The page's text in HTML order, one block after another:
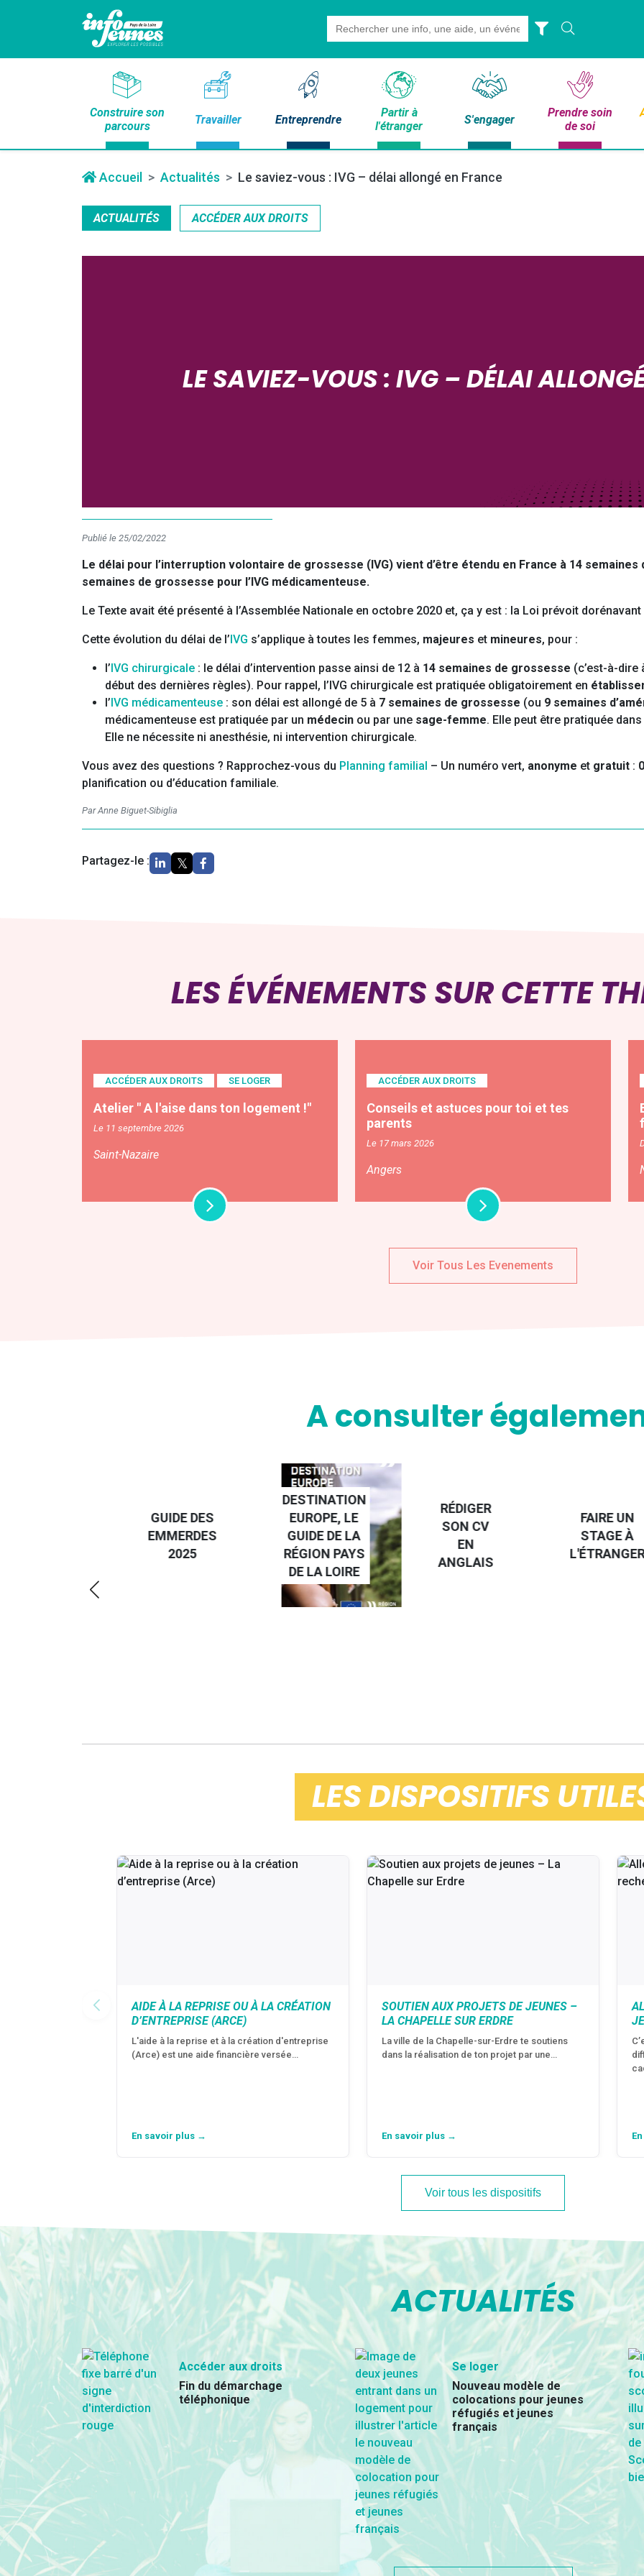
Search
for:
Construire son
parcours
Travailler Entreprendre
Partir à
l'étranger
S'engager
Prendre soin
de soi
Accueil Actualités Le saviez-vous : IVG – délai allongé en France
ACTUALITÉS ACCÉDER AUX DROITS
LE SAVIEZ-VOUS : IVG – DÉLAI
Publié le 25/02/2022
Le délai pour l’interruption volontaire de grossesse (IVG) vient d’être étendu en France à 14
semaines de grossesse pour l’IVG médicamenteuse.
Le Texte avait été présenté à l’Assemblée Nationale en octobre 2020 et, ça y est : la Loi prévoit
Cette évolution du délai de l’ IVG s’applique à toutes les femmes, majeures et mineures, pour :
l’ IVG chirurgicale : le délai d’intervention passe ainsi de 12 à 14 semaines de grossesse (c’est-à-dire
début des dernières règles). Pour rappel, l’IVG chirurgicale est pratiquée obligatoirement en
l’ IVG médicamenteuse : son délai est allongé de 5 à 7 semaines de grossesse (ou 9 semaines
médicamenteuse est pratiquée par un médecin ou par une sage-femme. Elle peut être pratiquée
Elle ne nécessite ni anesthésie, ni intervention chirurgicale.
Vous avez des questions ? Rapprochez-vous du Planning familial – Un numéro vert, anonyme et gratuit :
planification ou d’éducation familiale.
Par Anne Biguet-Sibiglia
Partagez-le :
LES ÉVÉNEMENTS SUR CETTE
ACCÉDER AUX DROITS SE LOGER
Atelier " A l'aise dans ton logement !"
Le 11 septembre 2026
Saint-Nazaire
ACCÉDER AUX DROITS
Conseils et astuces pour toi et tes
parents
Le 17 mars 2026
Angers
Voir Tous Les Evenements
A consulter
GUIDE DES
EMMERDES
2025
DESTINATION
EUROPE, LE
GUIDE DE LA
RÉGION PAYS
DE LA LOIRE
RÉDIGER
SON CV
EN
ANGLAIS
FAIRE UN
STAGE À
LES DISPOSITIFS
AIDE À LA REPRISE OU À LA CRÉATION
D’ENTREPRISE (ARCE)
L'aide à la reprise et à la création d'entreprise
(Arce) est une aide financière versée…
En savoir plus →
SOUTIEN AUX PROJETS DE JEUNES –
LA CHAPELLE SUR ERDRE
La ville de la Chapelle-sur-Erdre te soutiens
dans la réalisation de ton projet par une…
En savoir plus →
Voir tous les dispositifs
ACTUALITÉS
Accéder aux droits
Fin du démarchage
téléphonique
Se loger
Nouveau modèle de
colocations pour jeunes
réfugiés et jeunes
français